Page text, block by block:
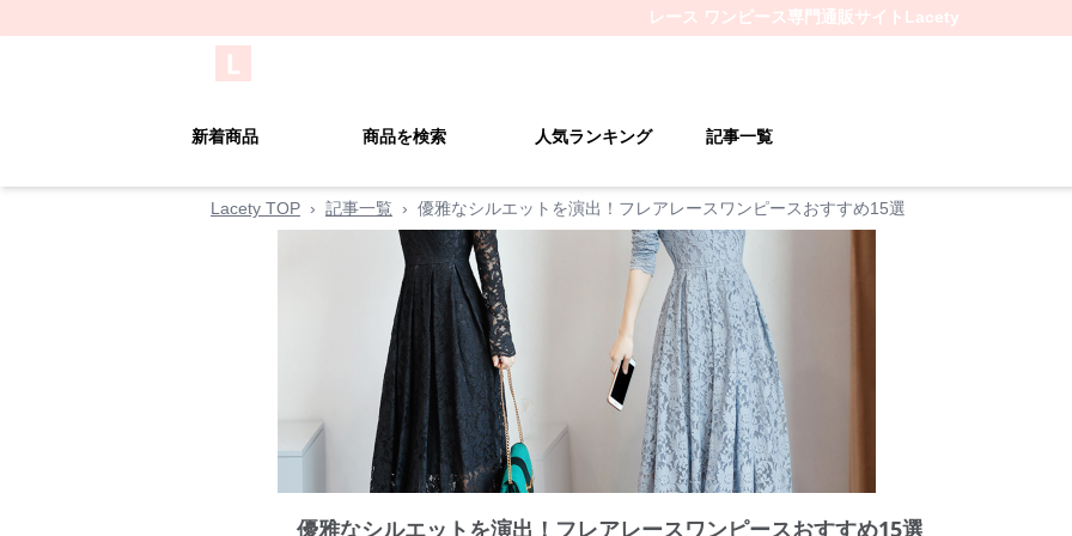
レース ワンピース専門通販サイト Lacety
新着商品 商品を検索 人気ランキング 記事一覧
Lacety TOP › 記事一覧 › 優雅なシルエットを演出！フレアレースワンピースおすすめ15選
優雅なシルエットを演出！フレアレースワンピースおすすめ15選